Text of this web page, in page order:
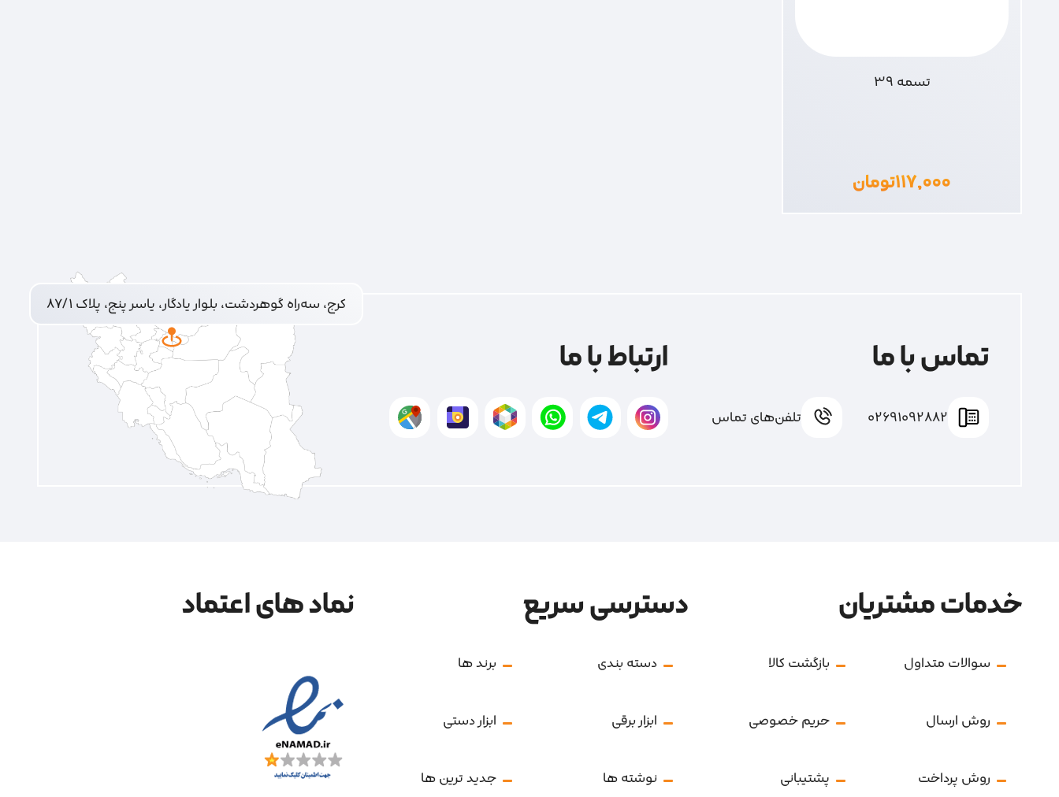
تسمه 39
۱۱۷,۰۰۰تومان
تماس با ما
02691092882 تلفن‌های تماس
ارتباط با ما
کرج، سه‌راه گوهردشت، بلوار یادگار، یاسر پنج، پلاک ۸۷/۱
خدمات مشتریان
سوالات متداول بازگشت کالا
روش ارسال حریم خصوصی
روش پرداخت پشتیبانی
دسترسی سریع
دسته بندی برند ها
ابزار برقی ابزار دستی
نوشته ها جدید ترین ها
نماد های اعتماد